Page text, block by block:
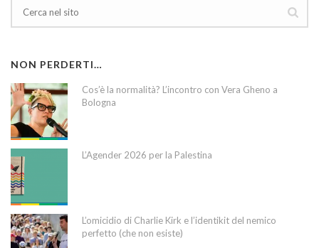
NON PERDERTI…
Cos’è la normalità? L’incontro con Vera Gheno a
Bologna
L’Agender 2026 per la Palestina
L’omicidio di Charlie Kirk e l’identikit del nemico
perfetto (che non esiste)